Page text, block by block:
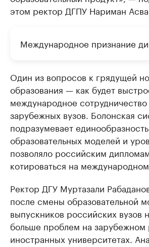
этом ректор ДГПУ Нариман
Международное признание
Один из вопросов к грядущей
образования — как будет
международное
зарубежных вузов. Болонская
подразумевает единообразность
образовательных моделей и
позволяло российским
котироваться на
Ректор ДГУ Муртазали
после смены образовательной
выпускников российских вузов
больше проблем на зарубежном
иностранных университетах.